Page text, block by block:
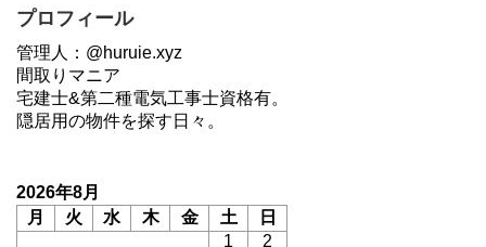
プロフィール
管理人：@huruie.xyz
間取りマニア
宅建士&第二種電気工事士資格有。
隠居用の物件を探す日々。
2026年8月
月
火 水 木 金 土
日
1
2